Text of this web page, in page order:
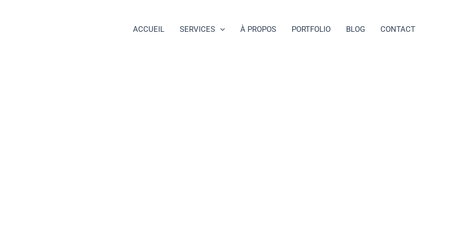
ACCUEIL SERVICES À PROPOS PORTFOLIO BLOG CONTACT